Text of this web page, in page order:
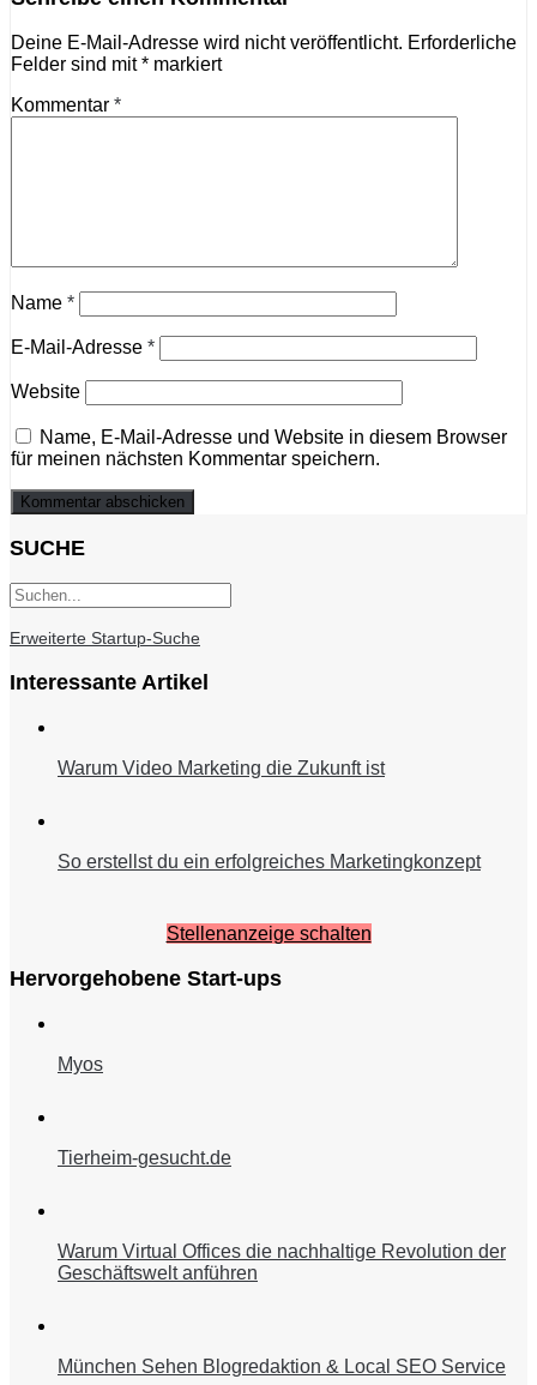
Deine E-Mail-Adresse wird nicht veröffentlicht. Erforderliche
Felder sind mit* markiert
Kommentar *
Name *
E-Mail-Adresse *
Website
Name, E-Mail-Adresse und Website in diesem Browser
für meinen nächsten Kommentar speichern.
SUCHE
Erweiterte Startup-Suche
Interessante Artikel
Warum Video Marketing die Zukunft ist
So erstellst du ein erfolgreiches Marketingkonzept
Stellenanzeige schalten
Hervorgehobene Start-ups
Myos
Tierheim-gesucht.de
Warum Virtual Offices die nachhaltige Revolution der
Geschäftswelt anführen
München Sehen Blogredaktion & Local SEO Service